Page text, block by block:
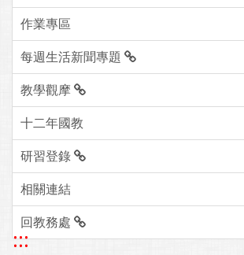
作業專區
每週生活新聞專題
教學觀摩
十二年國教
研習登錄
相關連結
回教務處
:::